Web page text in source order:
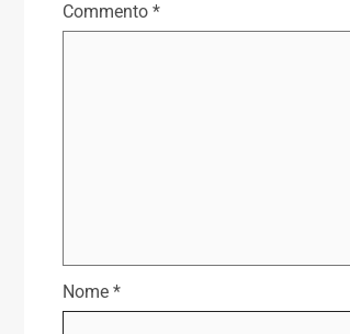
Commento *
Nome *